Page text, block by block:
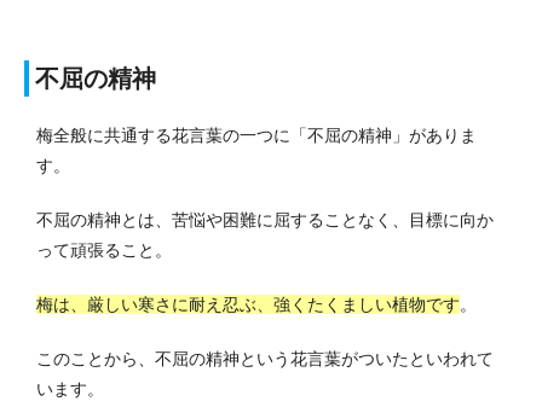
不屈の精神
梅全般に共通する花言葉の一つに「不屈の精神」がありま
す。
不屈の精神とは、苦悩や困難に屈することなく、目標に向か
って頑張ること。
梅は、厳しい寒さに耐え忍ぶ、強くたくましい植物です。
このことから、不屈の精神という花言葉がついたといわれて
います。